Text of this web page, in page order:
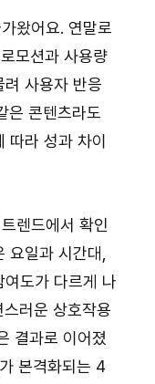
왔어요. 연말로
모션과 사용량
사용자 반응
은 콘텐츠라도
따라 성과 차이
렌드에서 확인
요일과 시간대,
도가 다르게 나
러운 상호작용
결과로 이어졌
본격화되는 4